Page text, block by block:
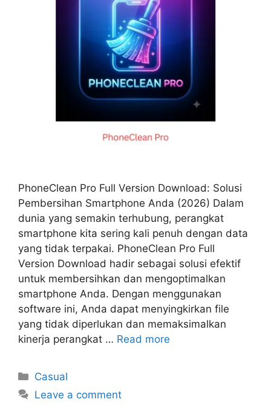
PhoneClean Pro Full Version Download: Solusi
Pembersihan Smartphone Anda (2026) Dalam
dunia yang semakin terhubung, perangkat
smartphone kita sering kali penuh dengan data
yang tidak terpakai. PhoneClean Pro Full
Version Download hadir sebagai solusi efektif
untuk membersihkan dan mengoptimalkan
smartphone Anda. Dengan menggunakan
software ini, Anda dapat menyingkirkan file
yang tidak diperlukan dan memaksimalkan
kinerja perangkat … Read more
Categories
Casual
Leave a comment